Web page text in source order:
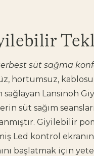
süt sağma
hortumsuz,
sağlayan Lansinoh
süt sağım
Giyilebilir
Led kontrol
başlatmak için